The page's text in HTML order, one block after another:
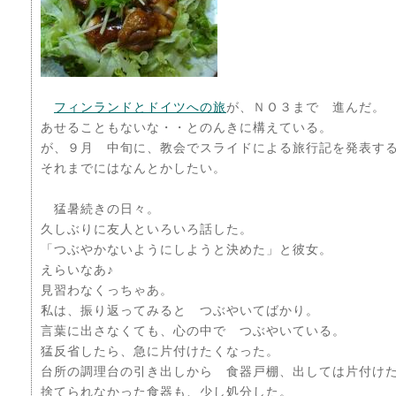
フィンランドとドイツへの旅が、ＮＯ３まで 進んだ。
あせることもないな・・とのんきに構えている。
が、９月 中旬に、教会でスライドによる旅行記を発表する
それまでにはなんとかしたい。
猛暑続きの日々。
久しぶりに友人といろいろ話した。
「つぶやかないようにしようと決めた」と彼女。
えらいなあ♪
見習わなくっちゃあ。
私は、振り返ってみると つぶやいてばかり。
言葉に出さなくても、心の中で つぶやいている。
猛反省したら、急に片付けたくなった。
台所の調理台の引き出しから 食器戸棚、出しては片付けた
捨てられなかった食器も、少し処分した。